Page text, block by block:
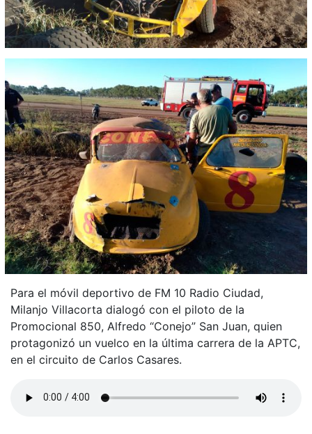
Para el móvil deportivo de FM 10 Radio Ciudad,
Milanjo Villacorta dialogó con el piloto de la
Promocional 850, Alfredo “Conejo” San Juan, quien
protagonizó un vuelco en la última carrera de la APTC,
en el circuito de Carlos Casares.